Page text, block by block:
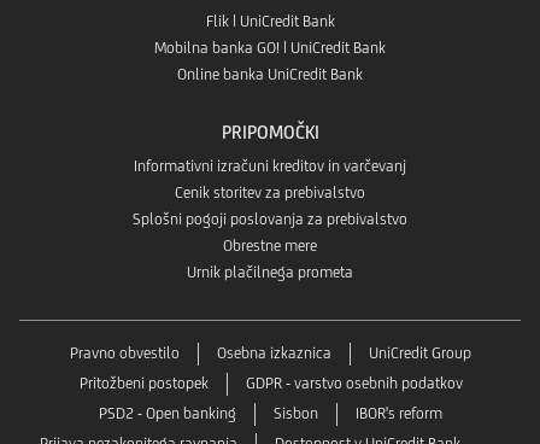
Flik | UniCredit Bank
Mobilna banka GO! | UniCredit Bank
Online banka UniCredit Bank
PRIPOMOČKI
Informativni izračuni kreditov in varčevanj
Cenik storitev za prebivalstvo
Splošni pogoji poslovanja za prebivalstvo
Obrestne mere
Urnik plačilnega prometa
Pravno obvestilo Osebna izkaznica
UniCredit Group
Pritožbeni postopek
GDPR - varstvo osebnih podatkov
PSD2 - Open banking
Sisbon
IBOR's reform